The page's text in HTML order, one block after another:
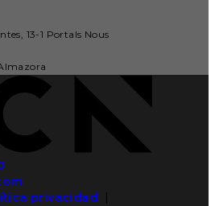
13-1 Portals Nous
privacidad